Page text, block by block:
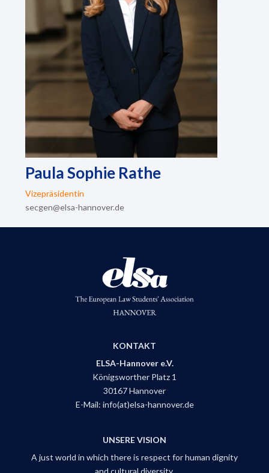
Paula Sophie Rathe
Vizepräsidentin
secgen@elsa-hannover.de
KONTAKT
ELSA-Hannover e.V.
Königsworther Platz 1
30167 Hannover
E-Mail: info(at)elsa-hannover.de
UNSERE VISION
A just world in which there is respect for human dignity